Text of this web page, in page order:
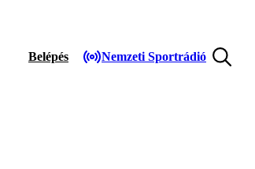
Belépés Nemzeti Sportrádió